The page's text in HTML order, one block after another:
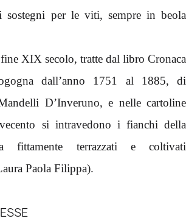
sostegni per le viti, sempre in beola
XIX secolo, tratte dal libro Cronaca
dall’anno 1751 al 1885, di
D’Inveruno, e nelle cartoline
si intravedono i fianchi della
fittamente terrazzati e coltivati
Paola Filippa).